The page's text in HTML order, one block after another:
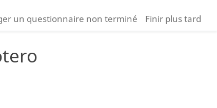
un questionnaire non terminé Finir plus tard